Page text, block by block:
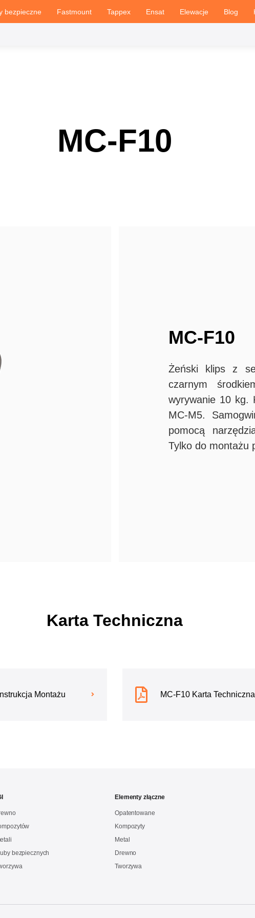
bezpieczne Fastmount Tappex Ensat Elewacje Blog
MC-F10
MC-F10
Żeński klips z
czarnym
wyrywanie 10 kg.
MC-M5.
pomocą
Tylko do montażu
Karta Techniczna
Montażu MC-F10 Karta Techniczna
bezpiecznych
Elementy złączne
Opatentowane
Kompozyty
Metal
Drewno
Tworzywa